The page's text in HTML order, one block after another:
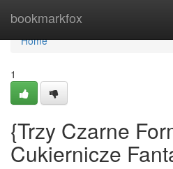
bookmarkfox
Home
Home
1
{Trzy Czarne
Cukiernicze